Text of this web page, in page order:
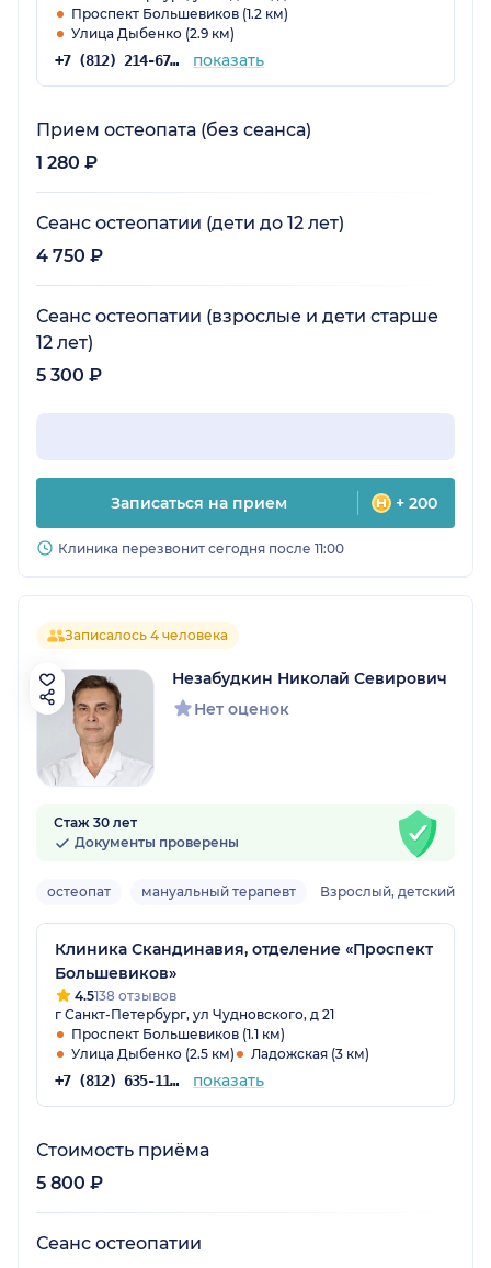
Проспект Большевиков (1.2 км)
Улица Дыбенко (2.9 км)
+7 (812) 214-67-27 показать
Прием остеопата (без сеанса)
1 280 ₽
Сеанс остеопатии (дети до 12 лет)
4 750 ₽
Сеанс остеопатии (взрослые и дети старше
12 лет)
5 300 ₽
Записаться на прием + 200
Клиника перезвонит сегодня после 11:00
Записалось 4 человека
Незабудкин Николай Севирович
Нет оценок
Стаж 30 лет
Документы проверены
остеопат мануальный терапевт Взрослый, детский
Клиника Скандинавия, отделение «Проспект
Большевиков»
4.5138 отзывов
г Санкт-Петербург, ул Чудновского, д 21
Проспект Большевиков (1.1 км)
Улица Дыбенко (2.5 км)
Ладожская (3 км)
+7 (812) 635-11-79 показать
Стоимость приёма
5 800 ₽
Сеанс остеопатии